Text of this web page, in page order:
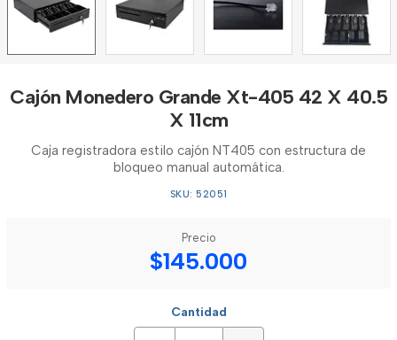
Cajón Monedero Grande Xt-405 42 X 40.5
X 11cm
Caja registradora estilo cajón NT405 con estructura de
bloqueo manual automática.
SKU: 52051
Precio
$145.000
Cantidad